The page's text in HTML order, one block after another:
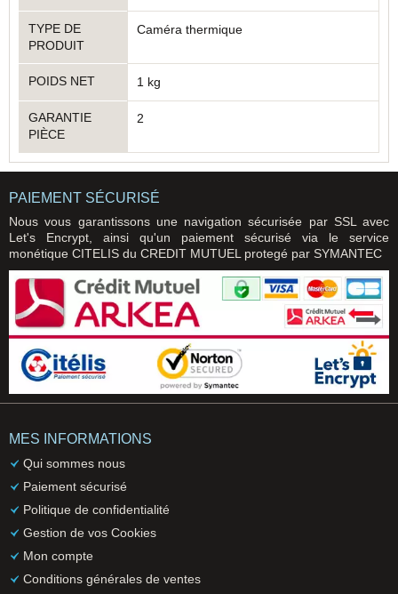
TYPE DE
PRODUIT
Caméra thermique
POIDS NET 1 kg
GARANTIE
PIÈCE
2
PAIEMENT SÉCURISÉ
Nous vous garantissons une navigation sécurisée par SSL avec
Let's Encrypt, ainsi qu'un paiement sécurisé via le service
monétique CITELIS du CREDIT MUTUEL protegé par SYMANTEC
MES INFORMATIONS
Qui sommes nous
Paiement sécurisé
Politique de confidentialité
Gestion de vos Cookies
Mon compte
Conditions générales de ventes